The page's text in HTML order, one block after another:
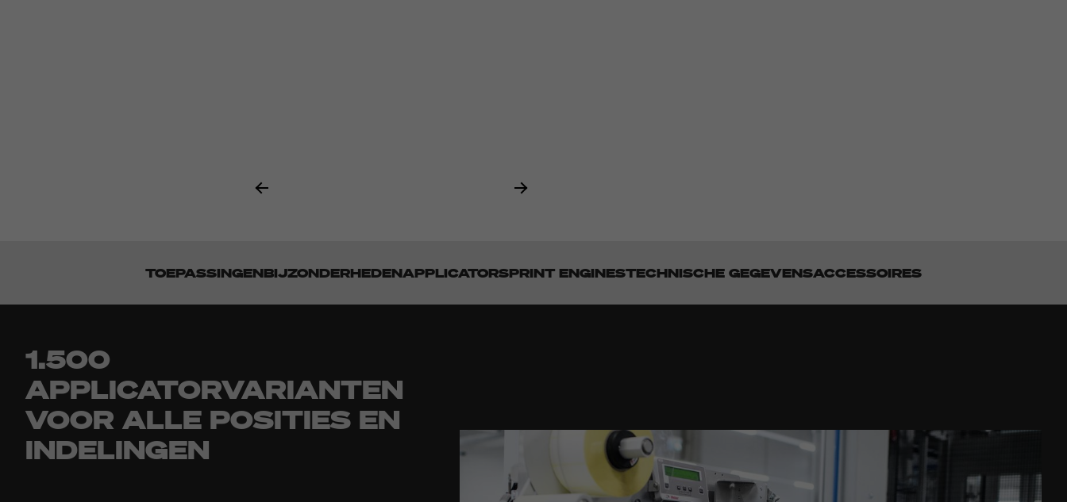
TOEPASSINGENBIJZONDERHEDENAPPLICATORSPRINT ENGINESTECHNISCHE GEGEVENSACCESSOIRES
1.500
APPLICATORVARIANTEN
VOOR ALLE POSITIES EN
INDELINGEN